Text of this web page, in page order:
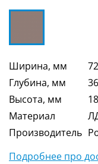
Ширина, мм
Глубина, мм
Высота, мм
Материал
Производитель
Подробнее про